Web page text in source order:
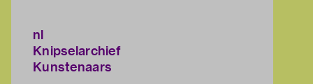
nl
Knipselarchief
Kunstenaars